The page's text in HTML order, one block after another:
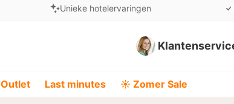
Unieke hotelervaringen
Outlet Last minutes ☀️ Zomer Sale